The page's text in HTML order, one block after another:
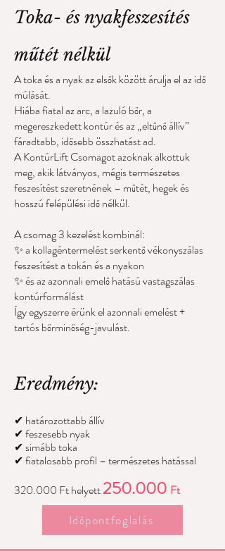
Toka- és nyakfeszesítés
műtét nélkül
A toka és a nyak az elsők között árulja el az idő
múlását.
Hiába fiatal az arc, a lazuló bőr, a
megereszkedett kontúr és az „eltűnő állív”
fáradtabb, idősebb összhatást ad.
A KontúrLift Csomagot azoknak alkottuk
meg, akik látványos, mégis természetes
feszesítést szeretnének – műtét, hegek és
hosszú felépülési idő nélkül.
A csomag 3 kezelést kombinál:
✨ a kollagéntermelést serkentő vékonyszálas
feszesítést a tokán és a nyakon
✨ és az azonnali emelő hatású vastagszálas
kontúrformálást
Így egyszerre érünk el azonnali emelést +
tartós bőrminőség-javulást.
Eredmény:
✔ határozottabb állív
✔ feszesebb nyak
✔ simább toka
✔ fiatalosabb profil – természetes hatással
320.000 Ft helyett250.000 Ft
Időpontfoglalás